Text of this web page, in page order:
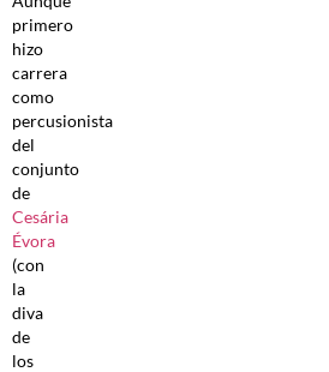
primero
hizo
carrera
como
percusionista
del
conjunto
de
Cesária
Évora
(con
la
diva
de
los